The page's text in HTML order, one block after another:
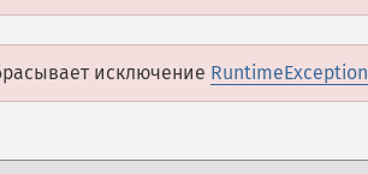
исключение RuntimeException